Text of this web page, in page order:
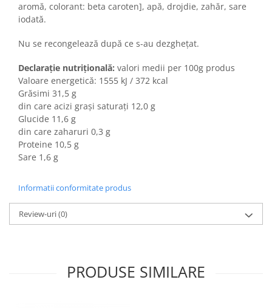
Malai
Panificatie congelata
Patiserie congelata
Pizza congelata
Baton Cookie congelat
Cheesecake congelat
Horeca
Faina Profesionala
Fursecuri vrac
Cadouri
Pachete Cadou
Cozonac Wine Collection
Dulciurile Feleacul
aromă, colorant: beta caroten], apă, drojdie, zahăr, sare
iodată.
Nu se recongelează după ce s-au dezghețat.
Declarație nutrițională: valori medii per 100g produs
Valoare energetică: 1555 kJ / 372 kcal
Grăsimi 31,5 g
din care acizi grași saturați 12,0 g
Glucide 11,6 g
din care zaharuri 0,3 g
Proteine 10,5 g
Sare 1,6 g
Informatii conformitate produs
Review-uri(0)
PRODUSE SIMILARE